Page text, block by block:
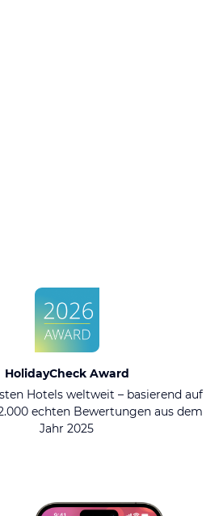
HolidayCheck Award
Hotels weltweit – basierend auf
echten Bewertungen aus dem
Jahr 2025